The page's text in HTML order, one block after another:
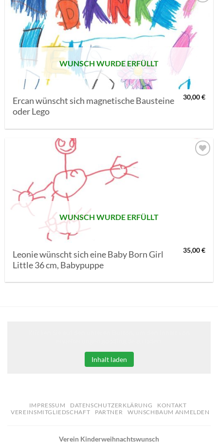
AUF MEINE
MERKLISTE
SETZEN
WUNSCH WURDE ERFÜLLT
Ercan wünscht sich magnetische Bausteine
oder Lego
30,00€
WUNSCH WURDE ERFÜLLT
Leonie wünscht sich eine Baby Born Girl
Little 36 cm, Babypuppe
35,00€
Inhalt laden
IMPRESSUM DATENSCHUTZERKLÄRUNG
KONTAKT
VEREINSMITGLIEDSCHAFT
PARTNER WUNSCHBAUM ANMELDEN
Verein Kinderweihnachtswunsch